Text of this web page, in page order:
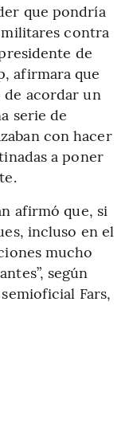
que pondría
contra
de
afirmara que
de acordar un
serie de
con hacer
a poner
afirmó que, si
incluso en el
mucho
según
Fars,